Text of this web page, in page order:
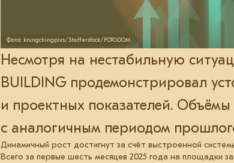
Фото: krungchingpixs/Shutterstock/FOTODOM
Несмотря на нестабильную
BUILDING продемонстрировал
и проектных показателей.
с аналогичным периодом
Динамичный рост достигнут за счёт выстроенной
Всего за первые шесть месяцев 2025 года на площадки